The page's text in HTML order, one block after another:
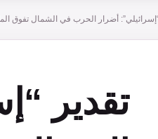
أضرار الحرب في الشمال تفوق المليارين و500
تقدير